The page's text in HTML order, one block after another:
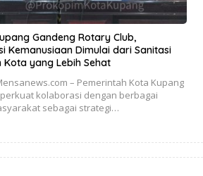
Gandeng Rotary Club,
Kemanusiaan Dimulai dari Sanitasi
Kota yang Lebih Sehat
– Pemerintah Kota Kupang
kolaborasi dengan berbagai
sebagai strategi…